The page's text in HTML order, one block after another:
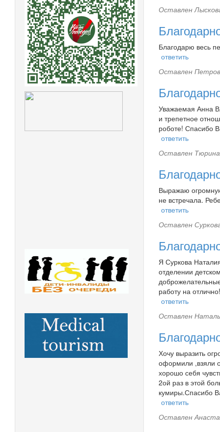
Оставлен
Благодарю весь
ответить
Оставлен
Уважаемая Анна
и трепетное
роботе! Спасибо
ответить
Оставлен
Выражаю
не встречала.
ответить
Оставлен
Я Суркова
отделении
работу на
ответить
Оставлен
Хочу выразить
оформили ,взяли
хорошо себя
2ой раз в этой
кумиры.Спасибо
ответить
Оставлен